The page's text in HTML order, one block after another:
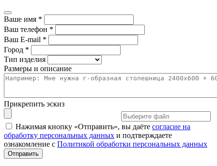
Ваше имя *
Ваш телефон *
Ваш E-mail *
Город *
Тип изделия
Размеры и описание
Прикрепить эскиз
Нажимая кнопку «Отправить», вы даёте согласие на
обработку персональных данных и подтверждаете
ознакомление с Политикой обработки персональных данных